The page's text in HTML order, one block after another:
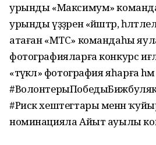
урынды «Максимум»
урынды үҙҙәрен «йәштәр,
атаған «МТС» командаһы
фотографияларға конкурс
«тәүәкәл» фотография яһарға hәм
#Риск хештегтары менән
номинацияла Айыт ауылы